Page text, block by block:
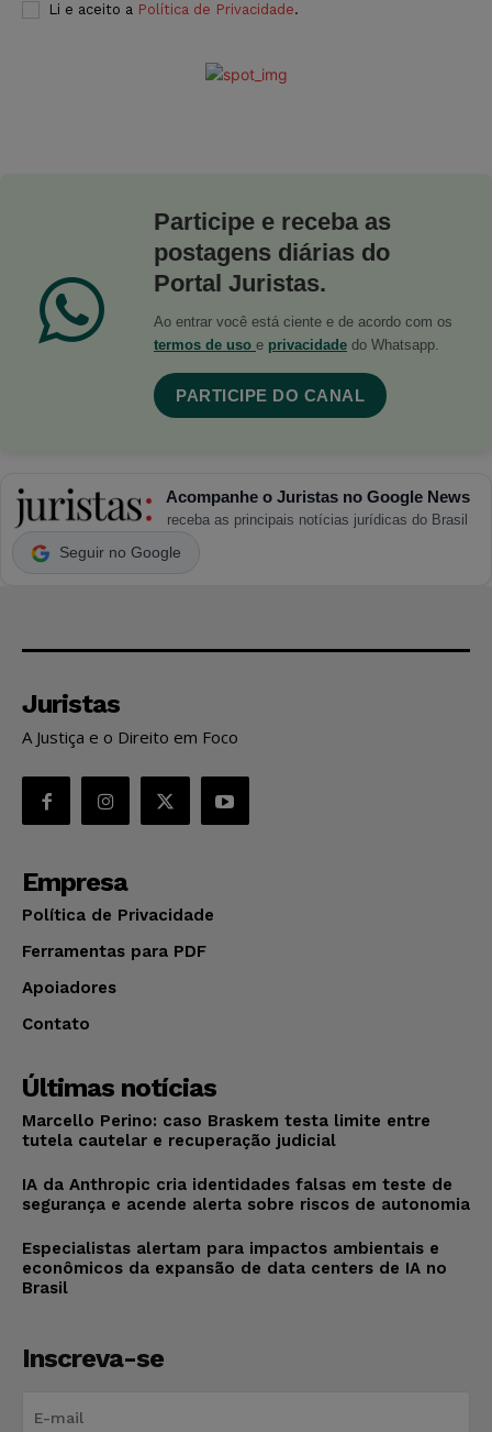
Li e aceito a Política de Privacidade.
Participe e receba as
postagens diárias do
Portal Juristas.
Ao entrar você está ciente e de acordo com os
termos de uso e privacidade do Whatsapp.
PARTICIPE DO CANAL
Acompanhe o Juristas no Google News
receba as principais notícias jurídicas do Brasil
Seguir no Google
Juristas
A Justiça e o Direito em Foco
Empresa
Política de Privacidade
Ferramentas para PDF
Apoiadores
Contato
Últimas notícias
Marcello Perino: caso Braskem testa limite entre
tutela cautelar e recuperação judicial
IA da Anthropic cria identidades falsas em teste de
segurança e acende alerta sobre riscos de autonomia
Especialistas alertam para impactos ambientais e
econômicos da expansão de data centers de IA no
Brasil
Inscreva-se